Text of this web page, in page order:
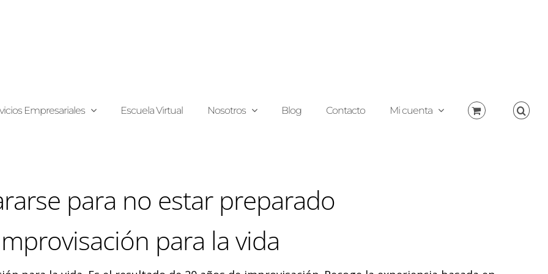
Empresariales Escuela Virtual Nosotros Blog Contacto Mi cuenta
para no estar preparado
para la vida